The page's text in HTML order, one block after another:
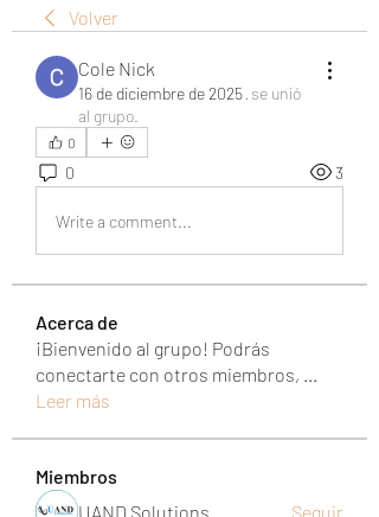
Volver
Cole Nick
16 de diciembre de 2025· se unió
al grupo.
0
0 3
Write a comment...
Acerca de
¡Bienvenido al grupo! Podrás
conectarte con otros miembros, ...
Leer más
Miembros
UAND Solutions
Seguir